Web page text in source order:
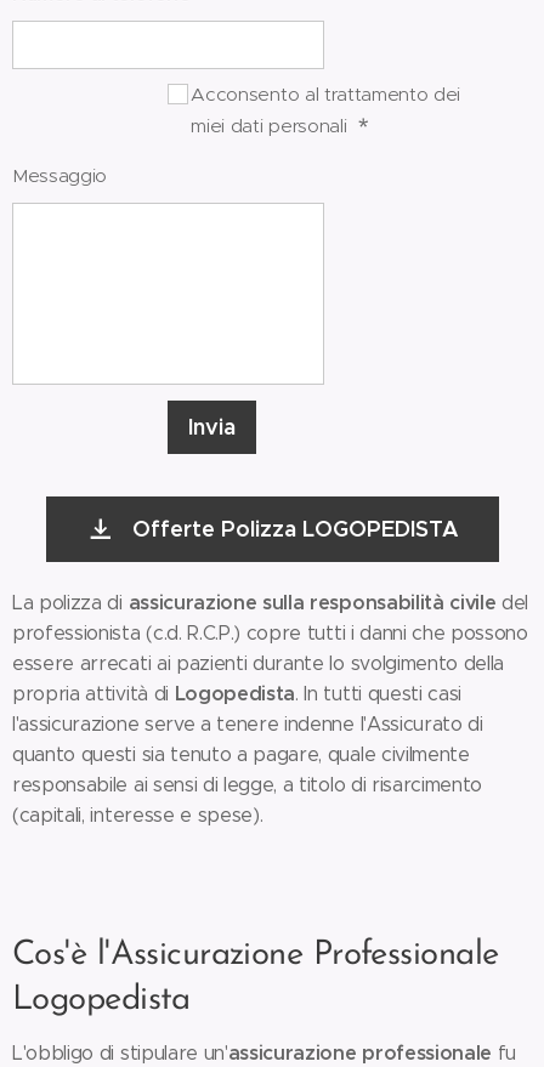
Acconsento al trattamento dei
miei dati personali
Messaggio
Invia
Offerte Polizza LOGOPEDISTA
La polizza di assicurazione sulla responsabilità civile del
professionista (c.d. R.C.P.) copre tutti i danni che possono
essere arrecati ai pazienti durante lo svolgimento della
propria attività di Logopedista. In tutti questi casi
l'assicurazione serve a tenere indenne l'Assicurato di
quanto questi sia tenuto a pagare, quale civilmente
responsabile ai sensi di legge, a titolo di risarcimento
(capitali, interesse e spese).
Cos'è l'Assicurazione Professionale
Logopedista
L'obbligo di stipulare un'assicurazione professionale fu